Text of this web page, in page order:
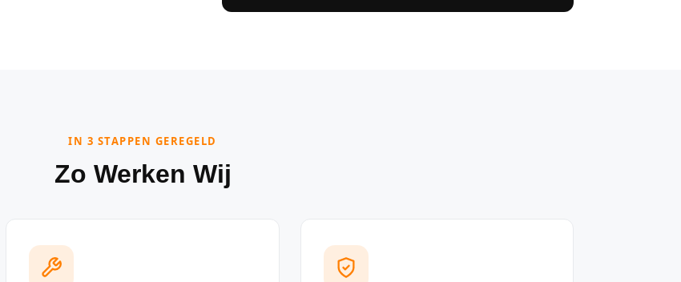
IN 3 STAPPEN GEREGELD
Zo Werken Wij